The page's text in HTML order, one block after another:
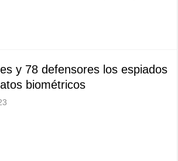
y 78 defensores los espiados
biométricos